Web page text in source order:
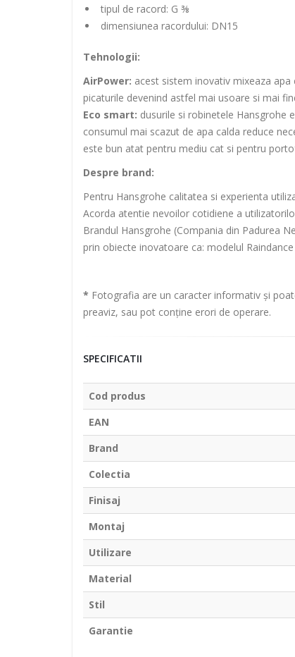
tipul de racord: G ⅜
dimensiunea racordului: DN15
Tehnologii:
AirPower: acest sistem inovativ mixeaza
picaturile devenind astfel mai usoare si mai
Eco smart: dusurile si robinetele Hansgrohe
consumul mai scazut de apa calda reduce
este bun atat pentru mediu cat si pentru
Despre brand:
Pentru Hansgrohe calitatea si experienta
Acorda atentie nevoilor cotidiene a
Brandul Hansgrohe (Compania din Padurea
prin obiecte inovatoare ca: modelul
* Fotografia are un caracter informativ și
preaviz, sau pot conține erori de operare.
SPECIFICATII
Cod produs
EAN
Brand
Colectia
Finisaj
Montaj
Utilizare
Material
Stil
Garantie